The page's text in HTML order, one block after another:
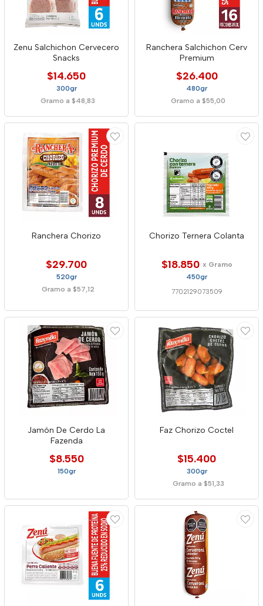
Zenu Salchichon Cervecero
Snacks
$14.650
300gr
Gramo a $48,83
Ranchera Salchichon Cerv
Premium
$26.400
480gr
Gramo a $55,00
Ranchera Chorizo
$29.700
520gr
Gramo a $57,12
Chorizo Ternera Colanta
$18.850 x Gramo
450gr
7702129073509
Jamón De Cerdo La
Fazenda
$8.550
150gr
Faz Chorizo Coctel
$15.400
300gr
Gramo a $51,33